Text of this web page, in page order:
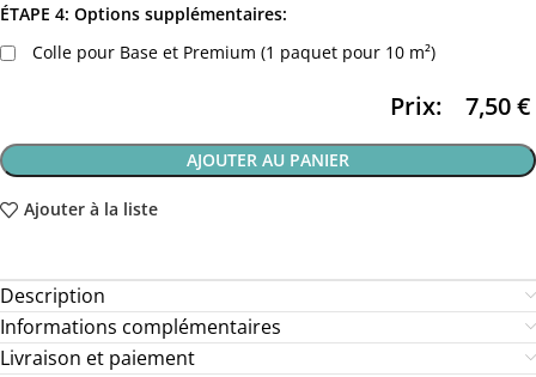
ÉTAPE 4: Options supplémentaires:
Colle pour Base et Premium (1 paquet pour 10 m²)
Prix: 7,50€
AJOUTER AU PANIER
Ajouter à la liste
Description
Informations complémentaires
Livraison et paiement